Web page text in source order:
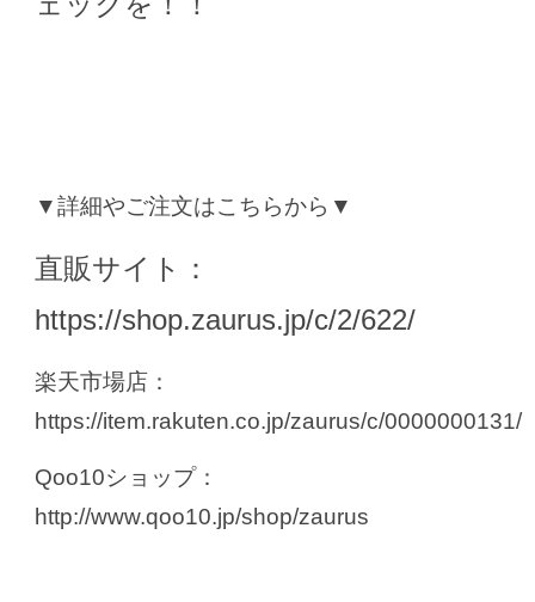
▼詳細やご注文はこちらから▼
直販サイト：
https://shop.zaurus.jp/c/2/622/
楽天市場店：
https://item.rakuten.co.jp/zaurus/c/0000000131/
Qoo10ショップ：
http://www.qoo10.jp/shop/zaurus